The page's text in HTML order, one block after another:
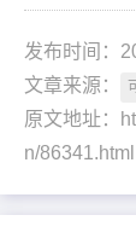
发布时间：
文章来源：
原文地址：
n/